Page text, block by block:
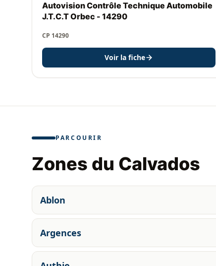
Autovision Contrôle Technique Automobile
J.T.C.T Orbec - 14290
CP 14290
Voir la fiche
PARCOURIR
Zones du Calvados
Ablon
Argences